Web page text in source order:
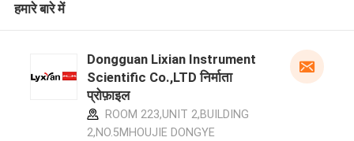
हमारे बारे में
Dongguan Lixian Instrument
Scientific Co.,LTD निर्माता
प्रोफ़ाइल
ROOM 223,UNIT 2,BUILDING
2,NO.5MHOUJIE DONGYE